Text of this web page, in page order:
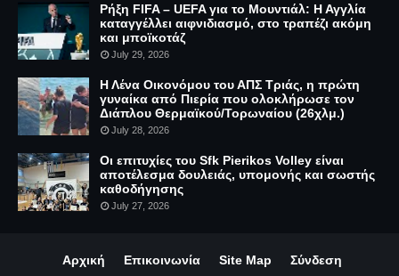
Ρήξη FIFA – UEFA για το Μουντιάλ: Η Αγγλία
καταγγέλλει αιφνιδιασμό, στο τραπέζι ακόμη
και μποϊκοτάζ
July 29, 2026
Η Λένα Οικονόμου του ΑΠΣ Τριάς, η πρώτη
γυναίκα από Πιερία που ολοκλήρωσε τον
Διάπλου Θερμαϊκού/Τορωναίου (26χλμ.)
July 28, 2026
Οι επιτυχίες του Sfk Pierikos Volley είναι
αποτέλεσμα δουλειάς, υπομονής και σωστής
καθοδήγησης
July 27, 2026
Αρχική Επικοινωνία Site Map Σύνδεση